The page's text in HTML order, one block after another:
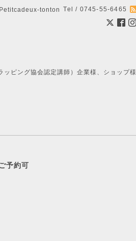
tonton Tel / 0745-55-6465
ピング協会認定講師）企業様、ショップ様
予約可